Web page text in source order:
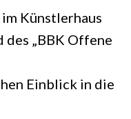
Künstlerhaus
des „BBK Offene
Einblick in die